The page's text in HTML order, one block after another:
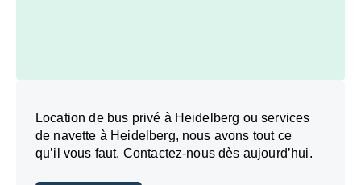
Location de bus privé à Heidelberg ou services
de navette à Heidelberg, nous avons tout ce
qu’il vous faut. Contactez-nous dès aujourd’hui.